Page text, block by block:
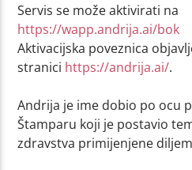
Servis se može aktivirati na
https://wapp.andrija.ai/bok
Aktivacijska poveznica
stranici https://andrija.ai/.
Andrija je ime dobio po ocu
Štamparu koji je postavio
zdravstva primijenjene